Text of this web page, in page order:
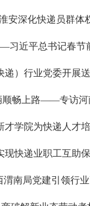
安深化快递员群体
习近平总书记春节
递）行业党委开展
顺畅上路——专访
才学院为快递人才
现快递业职工互助
渭南局党建引领行